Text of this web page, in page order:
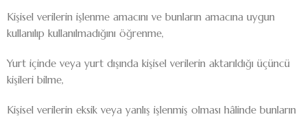
Kişisel verilerin işlenme amacını ve bunların amacına uygun
kullanılıp kullanılmadığını öğrenme,
Yurt içinde veya yurt dışında kişisel verilerin aktarıldığı üçüncü
kişileri bilme,
Kişisel verilerin eksik veya yanlış işlenmiş olması hâlinde bunların